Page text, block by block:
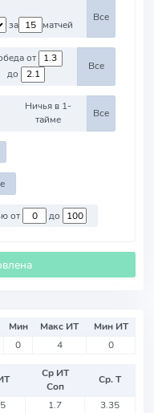
за
матчей
Все
Победа от
до
Все
Ничья в 1-
тайме
Все
Против команд со стоимостью от до
Мин Макс ИТ
Мин ИТ
0 4 0
Ср ИТ
Соп
Ср. Т
1.7 3.35